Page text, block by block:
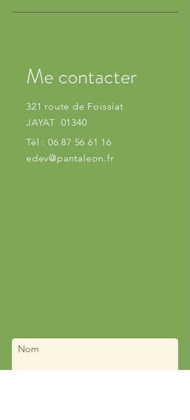
Me contacter
321 route de Foissiat
JAYAT 01340
Tél : 06 87 56 61 16
edev@pantaleon.fr
Nom